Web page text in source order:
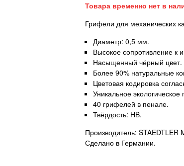
Товара временно нет в
Грифели для механических
Диаметр: 0,5 мм.
Высокое сопротивление к
Насыщенный чёрный цвет.
Более 90% натуральные
Цветовая кодировка
Уникальное
40 грифелей в пенале.
Твёрдость: HB.
Производитель: STAEDTLER
Сделано в Германии.